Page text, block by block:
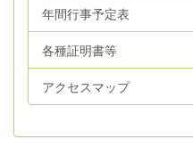
年間行事予定表
各種証明書等
アクセスマップ